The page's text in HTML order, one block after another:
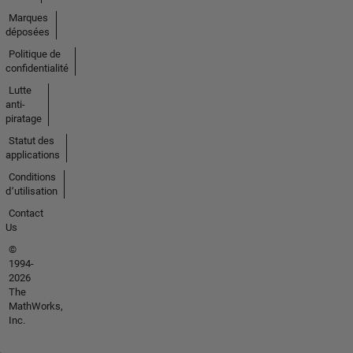
Marques
déposées
Politique de
confidentialité
Lutte
anti-
piratage
Statut des
applications
Conditions
d՚utilisation
Contact
Us
©
1994-
2026
The
MathWorks,
Inc.